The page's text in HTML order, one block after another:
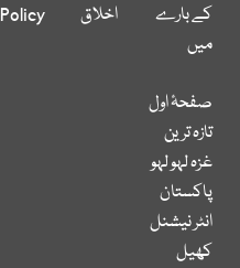
کے بارے
میں
اخلاق
Policy
صفحۂ اول
تازہ ترین
غزہ لہو لہو
پاکستان
انٹر نیشنل
کھیل